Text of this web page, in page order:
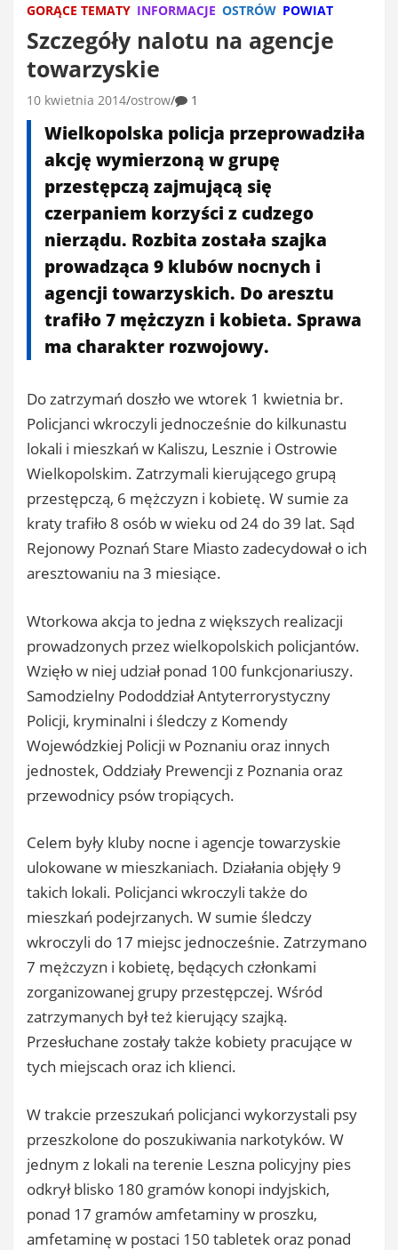
GORĄCE TEMATY INFORMACJE OSTRÓW POWIAT
Szczegóły nalotu na agencje
towarzyskie
10 kwietnia 2014 ostrow 1
Wielkopolska policja przeprowadziła
akcję wymierzoną w grupę
przestępczą zajmującą się
czerpaniem korzyści z cudzego
nierządu. Rozbita została szajka
prowadząca 9 klubów nocnych i
agencji towarzyskich. Do aresztu
trafiło 7 mężczyzn i kobieta. Sprawa
ma charakter rozwojowy.
Do zatrzymań doszło we wtorek 1 kwietnia br.
Policjanci wkroczyli jednocześnie do kilkunastu
lokali i mieszkań w Kaliszu, Lesznie i Ostrowie
Wielkopolskim. Zatrzymali kierującego grupą
przestępczą, 6 mężczyzn i kobietę. W sumie za
kraty trafiło 8 osób w wieku od 24 do 39 lat. Sąd
Rejonowy Poznań Stare Miasto zadecydował o ich
aresztowaniu na 3 miesiące.
Wtorkowa akcja to jedna z większych realizacji
prowadzonych przez wielkopolskich policjantów.
Wzięło w niej udział ponad 100 funkcjonariuszy.
Samodzielny Pododdział Antyterrorystyczny
Policji, kryminalni i śledczy z Komendy
Wojewódzkiej Policji w Poznaniu oraz innych
jednostek, Oddziały Prewencji z Poznania oraz
przewodnicy psów tropiących.
Celem były kluby nocne i agencje towarzyskie
ulokowane w mieszkaniach. Działania objęły 9
takich lokali. Policjanci wkroczyli także do
mieszkań podejrzanych. W sumie śledczy
wkroczyli do 17 miejsc jednocześnie. Zatrzymano
7 mężczyzn i kobietę, będących członkami
zorganizowanej grupy przestępczej. Wśród
zatrzymanych był też kierujący szajką.
Przesłuchane zostały także kobiety pracujące w
tych miejscach oraz ich klienci.
W trakcie przeszukań policjanci wykorzystali psy
przeszkolone do poszukiwania narkotyków. W
jednym z lokali na terenie Leszna policyjny pies
odkrył blisko 180 gramów konopi indyjskich,
ponad 17 gramów amfetaminy w proszku,
amfetaminę w postaci 150 tabletek oraz ponad